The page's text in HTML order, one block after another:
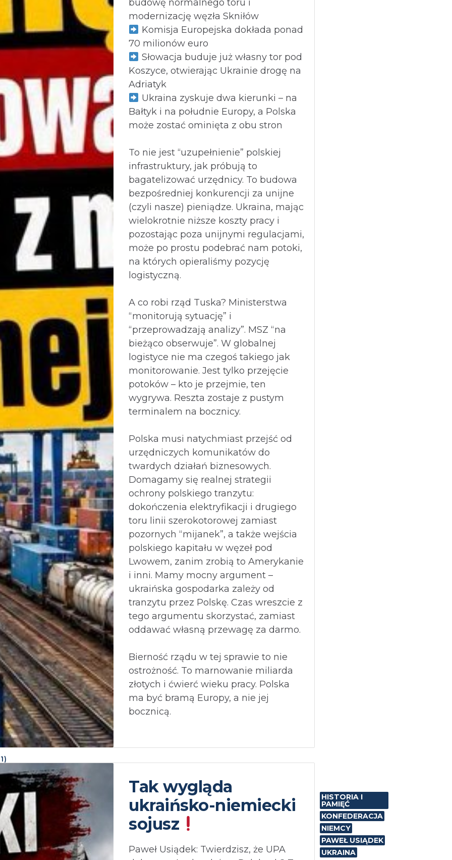
budowę normalnego toru i
modernizację węzła Skniłów
Komisja Europejska dokłada ponad
70 milionów euro
Słowacja buduje już własny tor pod
Koszyce, otwierając Ukrainie drogę na
Adriatyk
Ukraina zyskuje dwa kierunki – na
Bałtyk i na południe Europy, a Polska
może zostać ominięta z obu stron
To nie jest “uzupełnienie” polskiej
infrastruktury, jak próbują to
bagatelizować urzędnicy. To budowa
bezpośredniej konkurencji za unijne
(czyli nasze) pieniądze. Ukraina, mając
wielokrotnie niższe koszty pracy i
pozostając poza unijnymi regulacjami,
może po prostu podebrać nam potoki,
na których opieraliśmy pozycję
logistyczną.
A co robi rząd Tuska? Ministerstwa
“monitorują sytuację” i
“przeprowadzają analizy”. MSZ “na
bieżąco obserwuje”. W globalnej
logistyce nie ma czegoś takiego jak
monitorowanie. Jest tylko przejęcie
potoków – kto je przejmie, ten
wygrywa. Reszta zostaje z pustym
terminalem na bocznicy.
Polska musi natychmiast przejść od
urzędniczych komunikatów do
twardych działań biznesowych.
Domagamy się realnej strategii
ochrony polskiego tranzytu:
dokończenia elektryfikacji i drugiego
toru linii szerokotorowej zamiast
pozornych “mijanek”, a także wejścia
polskiego kapitału w węzeł pod
Lwowem, zanim zrobią to Amerykanie
i inni. Mamy mocny argument –
ukraińska gospodarka zależy od
tranzytu przez Polskę. Czas wreszcie z
tego argumentu skorzystać, zamiast
oddawać własną przewagę za darmo.
Bierność rządu w tej sprawie to nie
ostrożność. To marnowanie miliarda
złotych i ćwierć wieku pracy. Polska
ma być bramą Europy, a nie jej
bocznicą.⁩
1)
Tak wygląda
ukraińsko-niemiecki
sojusz
Paweł Usiądek: Twierdzisz, że UPA
HISTORIA I
PAMIĘĆ
KONFEDERACJA
NIEMCY
PAWEŁ USIĄDEK
UKRAINA